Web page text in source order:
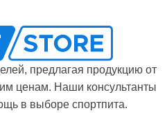
предлагая продукцию от
ценам. Наши консультанты
в выборе спортпита.